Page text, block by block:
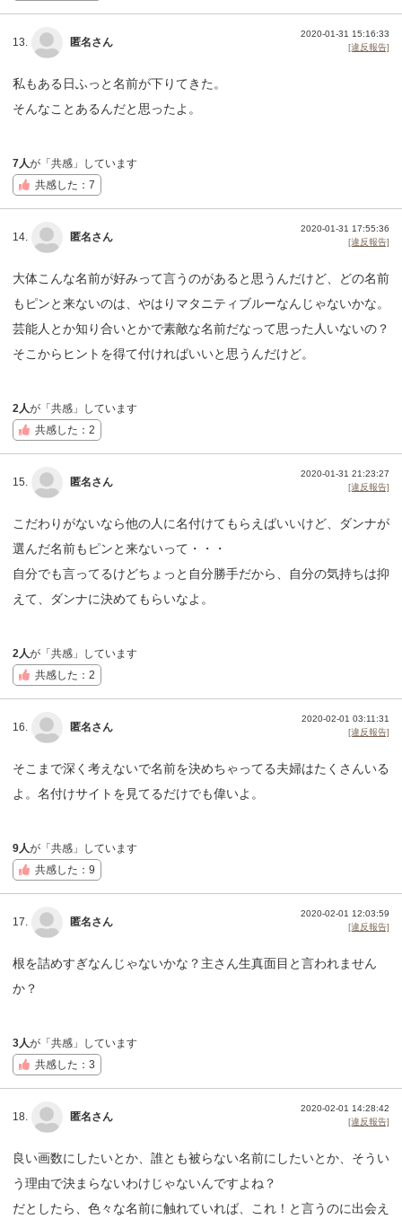
13. 匿名さん
2020-01-31 15:16:33
[違反報告]
私もある日ふっと名前が下りてきた。
そんなことあるんだと思ったよ。
7人が「共感」しています
共感した：7
14. 匿名さん
2020-01-31 17:55:36
[違反報告]
大体こんな名前が好みって言うのがあると思うんだけど、どの名前
もピンと来ないのは、やはりマタニティブルーなんじゃないかな。
芸能人とか知り合いとかで素敵な名前だなって思った人いないの？
そこからヒントを得て付ければいいと思うんだけど。
2人が「共感」しています
共感した：2
15. 匿名さん
2020-01-31 21:23:27
[違反報告]
こだわりがないなら他の人に名付けてもらえばいいけど、ダンナが
選んだ名前もピンと来ないって・・・
自分でも言ってるけどちょっと自分勝手だから、自分の気持ちは抑
えて、ダンナに決めてもらいなよ。
2人が「共感」しています
共感した：2
16. 匿名さん
2020-02-01 03:11:31
[違反報告]
そこまで深く考えないで名前を決めちゃってる夫婦はたくさんいる
よ。名付けサイトを見てるだけでも偉いよ。
9人が「共感」しています
共感した：9
17. 匿名さん
2020-02-01 12:03:59
[違反報告]
根を詰めすぎなんじゃないかな？主さん生真面目と言われません
か？
3人が「共感」しています
共感した：3
18. 匿名さん
2020-02-01 14:28:42
[違反報告]
良い画数にしたいとか、誰とも被らない名前にしたいとか、そうい
う理由で決まらないわけじゃないんですよね？
だとしたら、色々な名前に触れていれば、これ！と言うのに出会え